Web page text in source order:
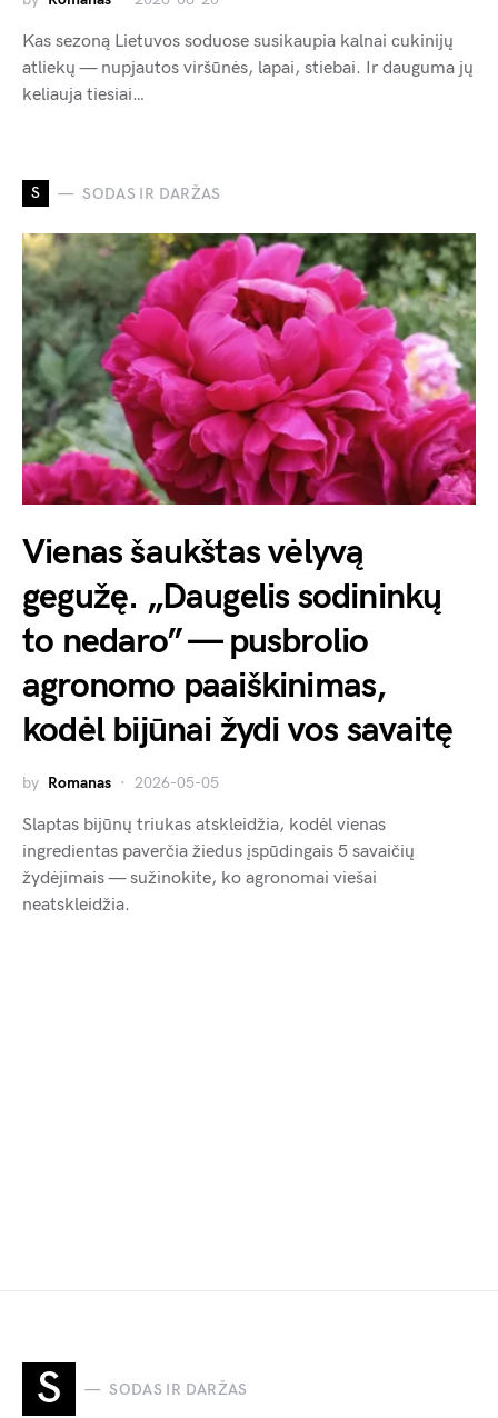
Kas sezoną Lietuvos soduose susikaupia kalnai cukinijų
atliekų — nupjautos viršūnės, lapai, stiebai. Ir dauguma jų
keliauja tiesiai…
S SODAS IR DARŽAS
Vienas šaukštas vėlyvą
gegužę. „Daugelis sodininkų
to nedaro” — pusbrolio
agronomo paaiškinimas,
kodėl bijūnai žydi vos savaitę
by Romanas 2026-05-05
Slaptas bijūnų triukas atskleidžia, kodėl vienas
ingredientas paverčia žiedus įspūdingais 5 savaičių
žydėjimais — sužinokite, ko agronomai viešai
neatskleidžia.
S SODAS IR DARŽAS